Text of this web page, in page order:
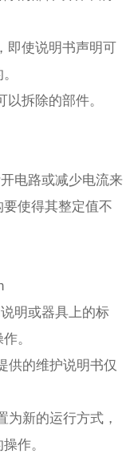
使说明书声明可
拆除的部件。
电路或减少电流来
使得其整定值不
明或器具上的标
。
的维护说明书仅
新的运行方式，
作。